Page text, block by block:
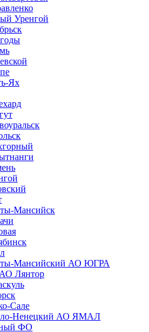
Уренгой
Ях
Мансийск
Мансийский АО ЮГРА
Лянтор
Сале
Ненецкий АО ЯМАЛ
ФО